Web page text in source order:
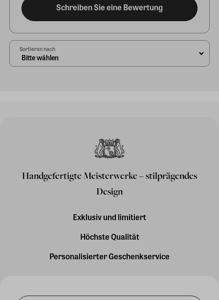
Schreiben Sie eine Bewertung
Sortieren nach
Handgefertigte Meisterwerke – stilprägendes
Design
Exklusiv und limitiert
Höchste Qualität
Personalisierter Geschenkservice